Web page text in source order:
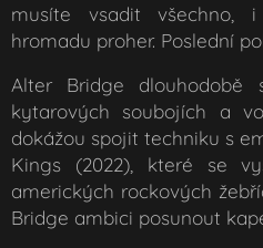
musíte vsadit
hromadu proher. Poslední
Alter Bridge dlouhodobě
kytarových soubojích a
dokážou spojit techniku s
Kings (2022), které se
amerických rockových
Bridge ambici posunout